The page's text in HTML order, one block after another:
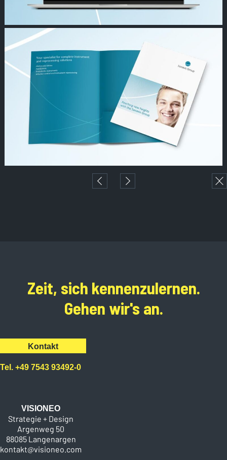
Zeit, sich kennenzulernen.
Gehen wir's an.
Kontakt
Tel. +49 7543 93492-0
VISIONEO
Strategie + Design
Argenweg 50
88085 Langenargen
kontakt@visioneo.com